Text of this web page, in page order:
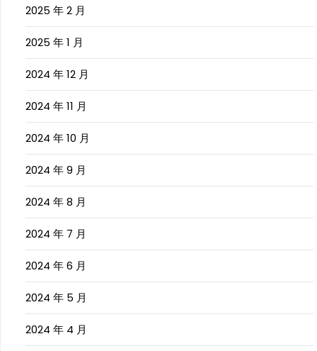
2025 年 2 月
2025 年 1 月
2024 年 12 月
2024 年 11 月
2024 年 10 月
2024 年 9 月
2024 年 8 月
2024 年 7 月
2024 年 6 月
2024 年 5 月
2024 年 4 月